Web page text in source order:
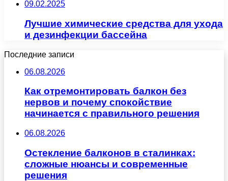
09.02.2025
Лучшие химические средства для ухода
и дезинфекции бассейна
Последние записи
06.08.2026
Как отремонтировать балкон без
нервов и почему спокойствие
начинается с правильного решения
06.08.2026
Остекление балконов в сталинках:
сложные нюансы и современные
решения